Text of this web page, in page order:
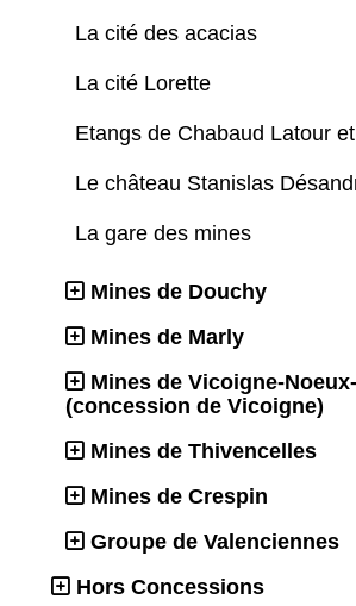
La cité des acacias
La cité Lorette
Etangs de Chabaud Latour
Le château Stanislas
La gare des mines
Mines de Douchy
Mines de Marly
Mines de Vicoigne-
(concession de Vicoigne)
Mines de Thivencelles
Mines de Crespin
Groupe de Valenciennes
Hors Concessions